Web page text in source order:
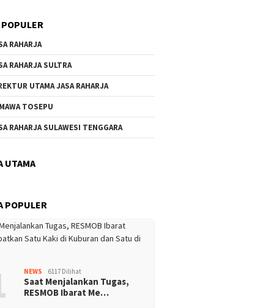
RAHARJA
RAHARJA SULTRA
UTAMA JASA RAHARJA
TOSEPU
RAHARJA SULAWESI TENGGARA
UTAMA
POPULER
NEWS 6117 Dilihat
Saat Menjalankan Tugas,
RESMOB Ibarat Me…